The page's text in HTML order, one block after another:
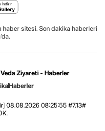
haber sitesi. Son dakika haberleri
Ziyareti - Haberler
Haberler
08.08.2026 08:25:55 #7.13#